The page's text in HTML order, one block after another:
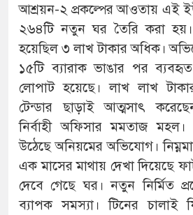
আশ্রয়ন-২ প্রকল্পের আওতায় এই
২৬৪টি নতুন ঘর তৈরি করা
হয়েছিল ৩ লাখ টাকার অধিক।
১৫টি ব্যারাক ভাঙার পর
লোপাট হয়েছে। লাখ লাখ
টেন্ডার ছাড়াই আত্মসাৎ
নির্বাহী অফিসার মমতাজ
উঠেছে অনিয়মের অভিযোগ।
এক মাসের মাথায় দেখা দিয়েছে
দেবে গেছে ঘর। নতুন নির্মিত
ব্যাপক সমস্যা। টিনের চালাই